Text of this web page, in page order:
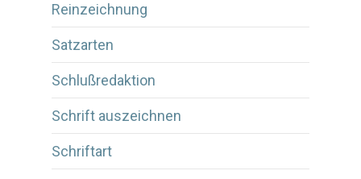
Reinzeichnung
Satzarten
Schlußredaktion
Schrift auszeichnen
Schriftart